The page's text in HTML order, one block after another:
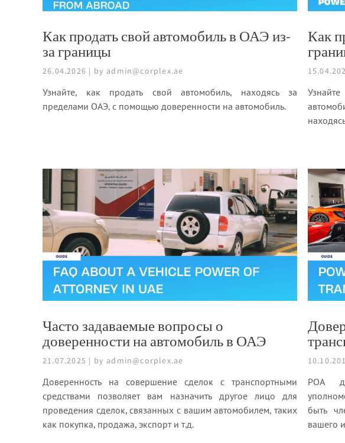
Как продать свой автомобиль в ОАЭ из-
за границы
26.04.2026 | by admin@corplex.ae
Узнайте, как продать свой автомобиль, находясь за
пределами ОАЭ, с помощью доверенности на автомобиль.
Как
Часто задаваемые вопросы о
доверенности на автомобиль в ОАЭ
21.07.2025 | by admin@corplex.ae
Доверенность на совершение сделок с транспортными
средствами позволяет вам назначить другое лицо для
проведения сделок, связанных с вашим автомобилем, таких
как покупка, продажа, экспорт и т.д.
POA
быть
вашего